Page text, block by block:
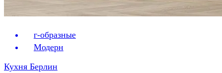
г-образные
Модерн
Кухня Берлин